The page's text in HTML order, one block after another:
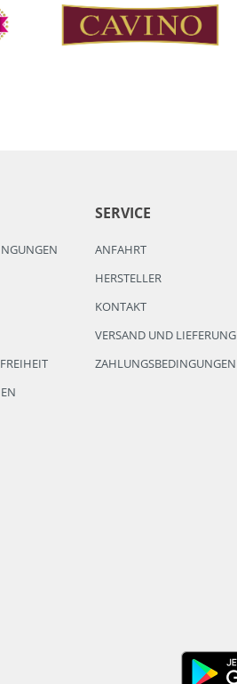
SERVICE
ANFAHRT
HERSTELLER
KONTAKT
VERSAND UND LIEFERUNG
ZAHLUNGSBEDINGUNGEN